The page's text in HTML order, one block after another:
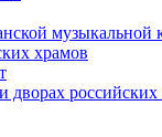
музыкальной
храмов
дворах